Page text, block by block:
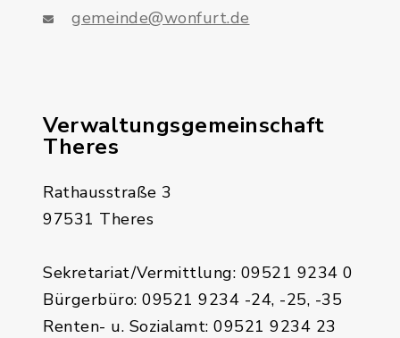
gemeinde@wonfurt.de
Verwaltungsgemeinschaft
Theres
Rathausstraße 3
97531 Theres
Sekretariat/Vermittlung: 09521 9234 0
Bürgerbüro: 09521 9234 -24, -25, -35
Renten- u. Sozialamt: 09521 9234 23